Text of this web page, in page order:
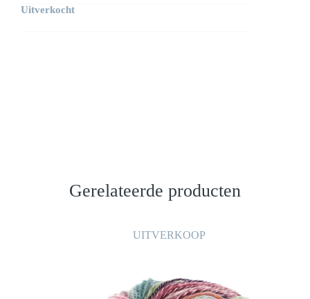
Uitverkocht
Gerelateerde producten
UITVERKOOP